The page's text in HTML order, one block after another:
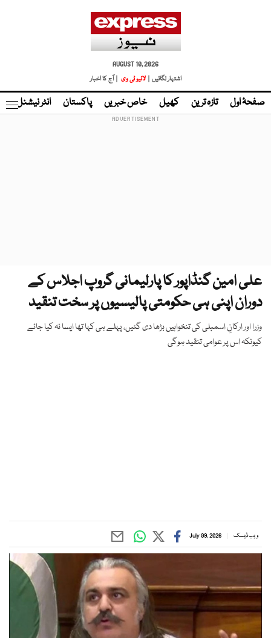
AUGUST 10, 2026
اشتہار لگائیں |
لائیو ٹی وی | آج کا اخبار
صفحۂ اول تازہ ترین کھیل خاص خبریں پاکستان انٹر نیشنل
علی امین گنڈاپور کا پارلیمانی گروپ اجلاس کے
دوران اپنی ہی حکومتی پالیسیوں پر سخت تنقید
وزرا اور ارکانِ اسمبلی کی تنخواہیں بڑھا دی گئیں، پہلے ہی کہا تھا ایسا نہ کیا جائے
کیونکہ اس پر عوامی تنقید ہوگی
ویب ڈیسک July 09, 2026